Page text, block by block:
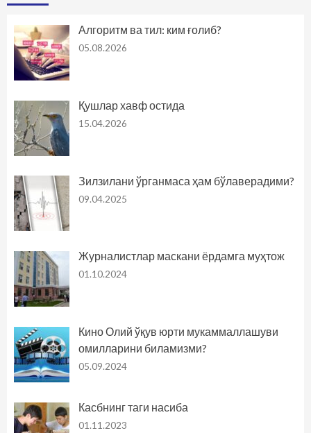
Алгоритм ва тил: ким ғолиб?
05.08.2026
Қушлар хавф остида
15.04.2026
Зилзилани ўрганмаса ҳам бўлаверадими?
09.04.2025
Журналистлар маскани ёрдамга муҳтож
01.10.2024
Кино Олий ўқув юрти мукаммаллашуви
омилларини биламизми?
05.09.2024
Касбнинг таги насиба
01.11.2023